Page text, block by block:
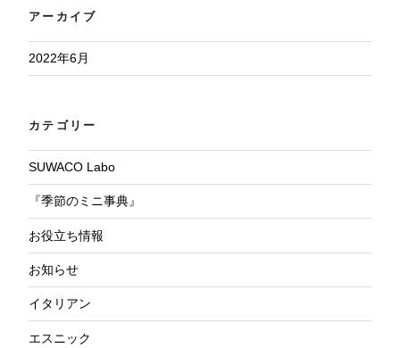
アーカイブ
2022年6月
カテゴリー
SUWACO Labo
『季節のミニ事典』
お役立ち情報
お知らせ
イタリアン
エスニック